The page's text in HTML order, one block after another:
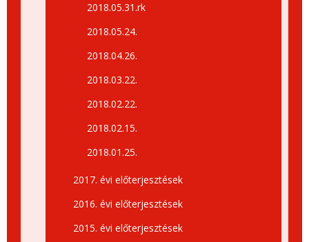
2018.05.31.rk
2018.05.24.
2018.04.26.
2018.03.22.
2018.02.22.
2018.02.15.
2018.01.25.
2017. évi előterjesztések
2016. évi előterjesztések
2015. évi előterjesztések